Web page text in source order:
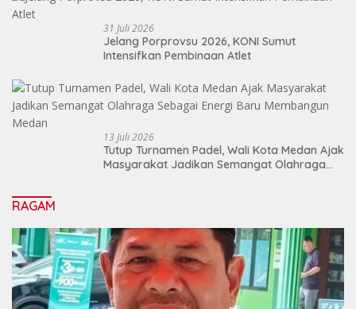
31 Juli 2026
Jelang Porprovsu 2026, KONI Sumut
Intensifkan Pembinaan Atlet
13 Juli 2026
Tutup Turnamen Padel, Wali Kota Medan Ajak
Masyarakat Jadikan Semangat Olahraga
RAGAM